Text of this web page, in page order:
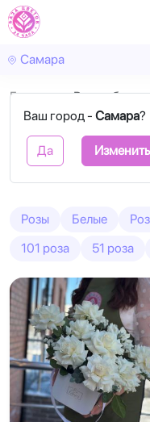
Самара
Ваш город - Самара?
Да Изменить
Главная В коробках
Розы в
Розы Белые
101 роза
51 роза